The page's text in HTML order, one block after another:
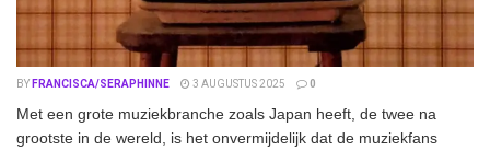
BY FRANCISCA/SERAPHINNE 3 AUGUSTUS 2025 0
Met een grote muziekbranche zoals Japan heeft, de twee na
grootste in de wereld, is het onvermijdelijk dat de muziekfans